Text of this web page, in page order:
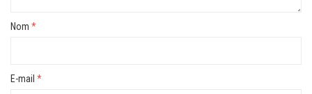
Nom *
E-mail *